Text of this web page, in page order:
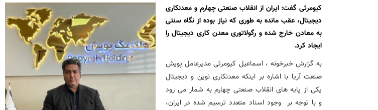
نشست تشریح برنامه های عملیاتی شعب در سال جاری با حضور مدیرعامل و مدیران ارشد بانک
عقد تفاهم نامه عرضه محصول «مستمری مادام العمر ارس» بین شرکت بیمه باران و گروه صنعتی انتخاب
وزیر اقتصاد در جمع خبرنگاران در اسلامشهر: در اجرای قانون تسهیل مجوزهای كسب‌و‌كار بی‌اغماض عمل می‌كنیم
کیومرثی گفت: ایران از انقلاب صنعتی چهارم و معدنکاری
دیجیتال، عقب مانده به طوری که نیاز بوده از نگاه سنتی
به معادن خارج شده و رگولاتوری معدن کاری دیجیتال را
ایجاد کرد.
به گزارش خبرخونه ، اسماعیل کیومرثی مدیرعامل پویش
صنعت آریا با اشاره بر اینکه معدنکاری نوین و دیجیتال
یکی از پایه های انقلاب صنعتی چهارم به شمار می رود
و با توجه بر وجود اسناد متعدد ترسیم شده در ایران،